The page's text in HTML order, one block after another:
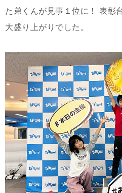
た弟くんが見事１位に！ 表彰
大盛り上がりでした。